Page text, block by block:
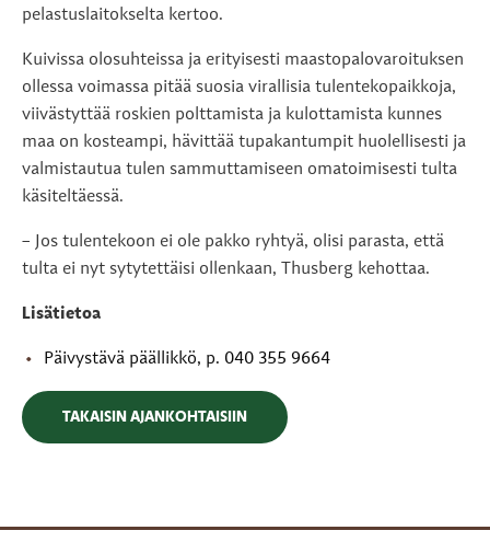
pelastuslaitokselta kertoo.
Kuivissa olosuhteissa ja erityisesti maastopalovaroituksen
ollessa voimassa pitää suosia virallisia tulentekopaikkoja,
viivästyttää roskien polttamista ja kulottamista kunnes
maa on kosteampi, hävittää tupakantumpit huolellisesti ja
valmistautua tulen sammuttamiseen omatoimisesti tulta
käsiteltäessä.
– Jos tulentekoon ei ole pakko ryhtyä, olisi parasta, että
tulta ei nyt sytytettäisi ollenkaan, Thusberg kehottaa.
Lisätietoa
Päivystävä päällikkö, p. 040 355 9664
TAKAISIN AJANKOHTAISIIN